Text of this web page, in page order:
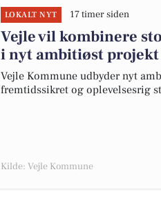
LOKALT NYT 17 timer siden
Vejle vil kombinere
i nyt ambitiøst
Vejle Kommune udbyder nyt
fremtidssikret og oplevelsesrig
Kilde: Vejle Kommune